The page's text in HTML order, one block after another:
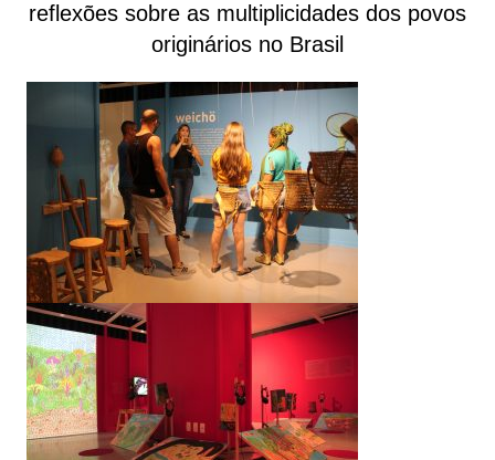
reflexões sobre as multiplicidades dos povos
originários no Brasil